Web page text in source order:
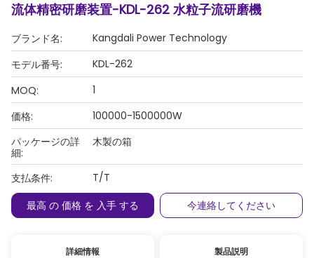
流体精密研磨装置-KDL-262 水粒子流研磨機
ブランド名:
Kangdali Power Technology
モデル番号:
KDL-262
MOQ:
1
価格:
100000-1500000W
パッケージの詳
細:
木製の箱
支払条件:
T/T
最高 の 価格 を 入手 する
今連絡してください
詳細情報 製品説明